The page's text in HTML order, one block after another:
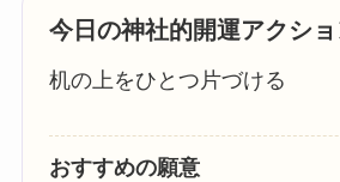
今日の神社的開運アクショ
机の上をひとつ片づける
おすすめの願意